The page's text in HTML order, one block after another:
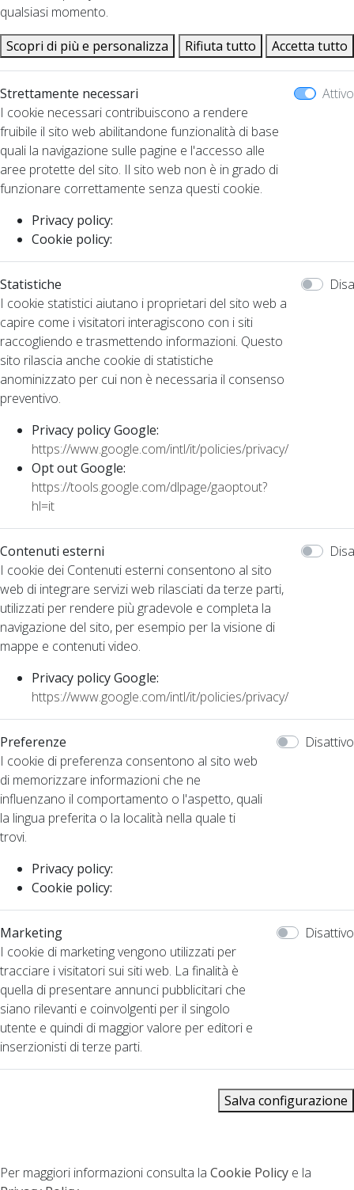
qualsiasi momento.
Scopri di più e personalizza
Rifiuta tutto Accetta tutto
Strettamente necessari
I cookie necessari contribuiscono a rendere
fruibile il sito web abilitandone funzionalità di base
quali la navigazione sulle pagine e l'accesso alle
aree protette del sito. Il sito web non è in grado di
funzionare correttamente senza questi cookie.
Privacy policy:
Cookie policy:
Attivo
Statistiche
I cookie statistici aiutano i proprietari del sito web a
capire come i visitatori interagiscono con i siti
raccogliendo e trasmettendo informazioni. Questo
sito rilascia anche cookie di statistiche
anominizzato per cui non è necessaria il consenso
preventivo.
Privacy policy Google:
https://www.google.com/intl/it/policies/privacy/
Opt out Google:
https://tools.google.com/dlpage/gaoptout?
hl=it
Contenuti esterni
I cookie dei Contenuti esterni consentono al sito
web di integrare servizi web rilasciati da terze parti,
utilizzati per rendere più gradevole e completa la
navigazione del sito, per esempio per la visione di
mappe e contenuti video.
Privacy policy Google:
https://www.google.com/intl/it/policies/privacy/
Preferenze
I cookie di preferenza consentono al sito web
di memorizzare informazioni che ne
influenzano il comportamento o l'aspetto, quali
la lingua preferita o la località nella quale ti
trovi.
Privacy policy:
Cookie policy:
Disattivo
Marketing
I cookie di marketing vengono utilizzati per
tracciare i visitatori sui siti web. La finalità è
quella di presentare annunci pubblicitari che
siano rilevanti e coinvolgenti per il singolo
utente e quindi di maggior valore per editori e
inserzionisti di terze parti.
Disattivo
Salva configurazione
Per maggiori informazioni consulta la Cookie Policy e la